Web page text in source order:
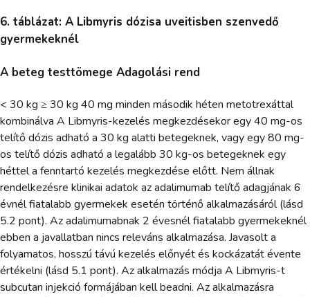
6. táblázat: A Libmyris dózisa uveitisben szenvedő
gyermekeknél
A beteg testtömege Adagolási rend
< 30 kg ≥ 30 kg 40 mg minden második héten metotrexáttal
kombinálva A Libmyris-kezelés megkezdésekor egy 40 mg-os
telítő dózis adható a 30 kg alatti betegeknek, vagy egy 80 mg-
os telítő dózis adható a legalább 30 kg-os betegeknek egy
héttel a fenntartó kezelés megkezdése előtt. Nem állnak
rendelkezésre klinikai adatok az adalimumab telítő adagjának 6
évnél fiatalabb gyermekek esetén történő alkalmazásáról (lásd
5.2 pont). Az adalimumabnak 2 évesnél fiatalabb gyermekeknél
ebben a javallatban nincs releváns alkalmazása. Javasolt a
folyamatos, hosszú távú kezelés előnyét és kockázatát évente
értékelni (lásd 5.1 pont). Az alkalmazás módja A Libmyris-t
subcutan injekció formájában kell beadni. Az alkalmazásra